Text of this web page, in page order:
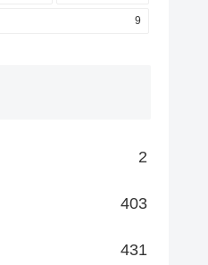
9
2
403
431